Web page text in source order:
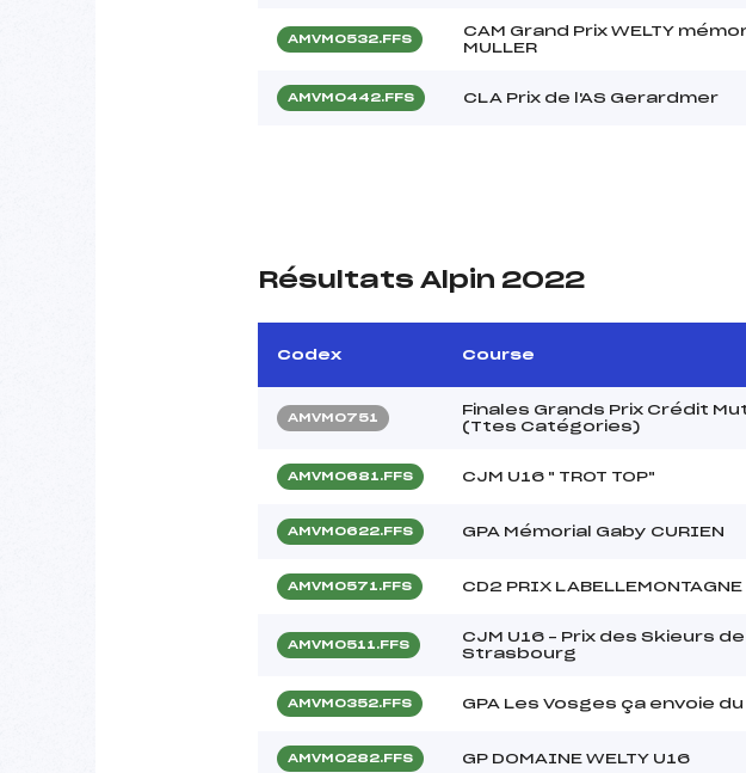
AMVM0532.FFS
CAM Grand Prix WELTY
MULLER
AMVM0442.FFS CLA Prix de l'AS Gerardmer
Résultats Alpin 2022
Codex Course
AMVM0751
Finales Grands Prix Crédit
(Ttes Catégories)
AMVM0681.FFS CJM U16 " TROT TOP"
AMVM0622.FFS GPA Mémorial Gaby CURIEN
AMVM0571.FFS CD2 PRIX LABELLEMONTAGNE
AMVM0511.FFS
CJM U16 – Prix des Skieurs de
Strasbourg
AMVM0352.FFS GPA Les Vosges ça envoie du
AMVM0282.FFS GP DOMAINE WELTY U16